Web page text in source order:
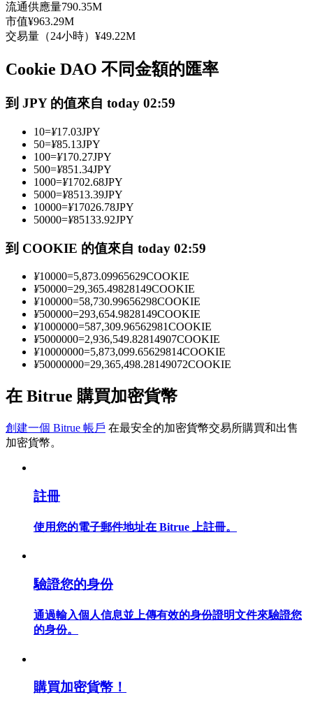
跟單
與頂尖交易專家同行
成為跟單交易員
包含交易情況等的大數據分析
合約功能使用指南
流通供應量790.35M
市值¥963.29M
交易量（24小時） ¥49.22M
Cookie DAO 不同金額的匯率
到 JPY 的值來自 today 02:59
10=¥17.03JPY
50=¥85.13JPY
100=¥170.27JPY
500=¥851.34JPY
1000=¥1702.68JPY
5000=¥8513.39JPY
10000=¥17026.78JPY
50000=¥85133.92JPY
到 COOKIE 的值來自 today 02:59
¥10000=5,873.09965629COOKIE
¥50000=29,365.49828149COOKIE
¥100000=58,730.99656298COOKIE
¥500000=293,654.9828149COOKIE
¥1000000=587,309.96562981COOKIE
¥5000000=2,936,549.82814907COOKIE
¥10000000=5,873,099.65629814COOKIE
¥50000000=29,365,498.28149072COOKIE
在 Bitrue 購買加密貨幣
創建一個 Bitrue 帳戶 在最安全的加密貨幣交易所購買和出售
加密貨幣。
註冊
使用您的電子郵件地址在 Bitrue 上註冊。
驗證您的身份
通過輸入個人信息並上傳有效的身份證明文件來驗證您
的身份。
購買加密貨幣！